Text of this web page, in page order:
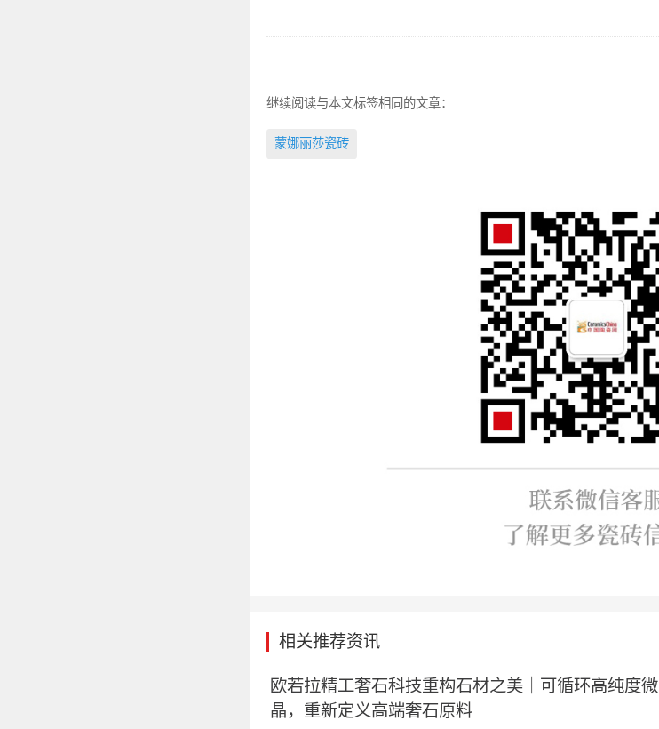
继续阅读与本文标签相同的文章：
蒙娜丽莎瓷砖
相关推荐资讯
欧若拉精工奢石科技重构石材之美｜可循环高纯度微
晶，重新定义高端奢石原料